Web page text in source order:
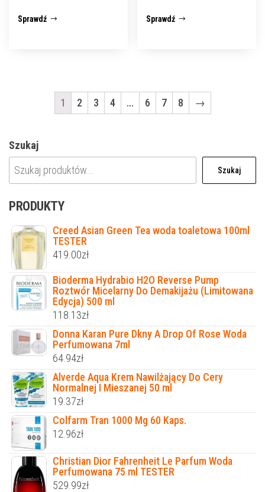
Sprawdź Sprawdź
1 2 3 4 … 6 7 8 →
Szukaj
Szukaj
PRODUKTY
Creed Asian Green Tea woda toaletowa 100ml
TESTER
419.00zł
Bioderma Hydrabio H2O Reverse Pump
Roztwór Micelarny Do Demakijażu (Limitowana
Edycja) 500 ml
118.13zł
Donna Karan Pure Dkny A Drop Of Rose Woda
Perfumowana 7ml
64.94zł
Alverde Aqua Krem Nawilżający Do Cery
Normalnej I Mieszanej 50 ml
19.37zł
Colfarm Tran 1000 Mg 60 Kaps.
12.96zł
Christian Dior Fahrenheit Le Parfum Woda
Perfumowana 75 ml TESTER
529.99zł